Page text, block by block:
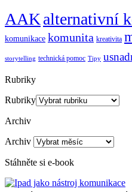
AAKalternativní
komunikace komunita kreativita
storytelling technická pomoc Tipy
Rubriky
Rubriky
Archiv
Archiv
Stáhněte si e-book